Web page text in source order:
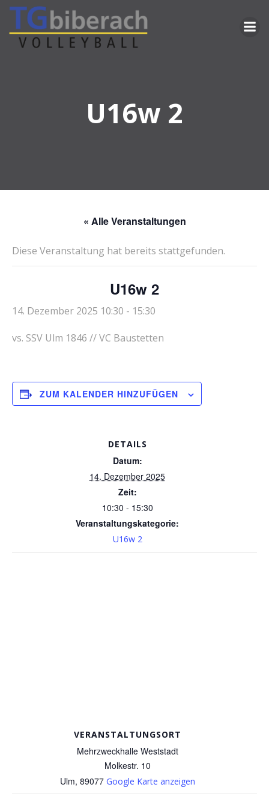
Inhalt
springen
U16w 2
« Alle Veranstaltungen
Diese Veranstaltung hat bereits stattgefunden.
U16w 2
14. Dezember 2025 10:30 - 15:30
vs. SSV Ulm 1846 // VC Baustetten
ZUM KALENDER HINZUFÜGEN
DETAILS
Datum:
14. Dezember 2025
Zeit:
10:30 - 15:30
Veranstaltungskategorie:
U16w 2
VERANSTALTUNGSORT
Mehrzweckhalle Weststadt
Molkestr. 10
Ulm, 89077 Google Karte anzeigen